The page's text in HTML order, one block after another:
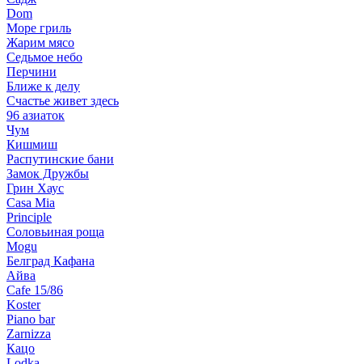
Dom
Море гриль
Жарим мясо
Седьмое небо
Перчини
Ближе к делу
Счастье живет здесь
96 азиаток
Чум
Кишмиш
Распутинские бани
Замок Дружбы
Грин Хаус
Casa Mia
Principle
Соловьиная роща
Mogu
Белград Кафана
Айва
Cafe 15/86
Koster
Piano bar
Zarnizza
Кацо